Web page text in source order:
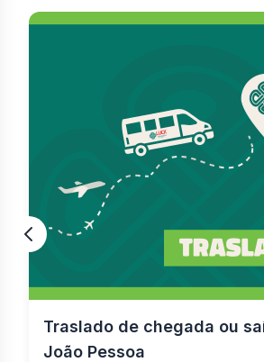
Traslado de chegada ou
João Pessoa